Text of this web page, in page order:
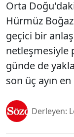
Orta
Hürmüz
geçici bir
netleşmesiyle
günde de
son üç ayın
Derleyen: